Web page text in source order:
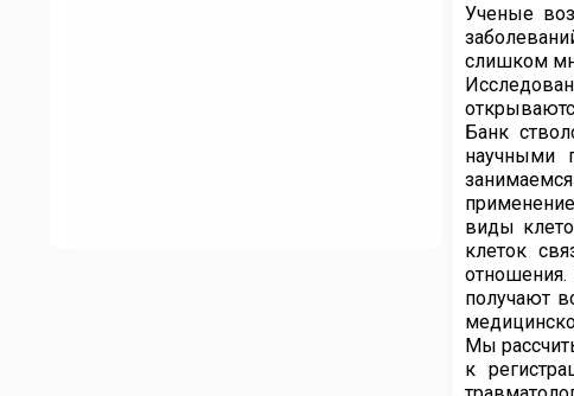
Ученые
слишком
Банк
научными
виды
клеток
получают
Мы
к